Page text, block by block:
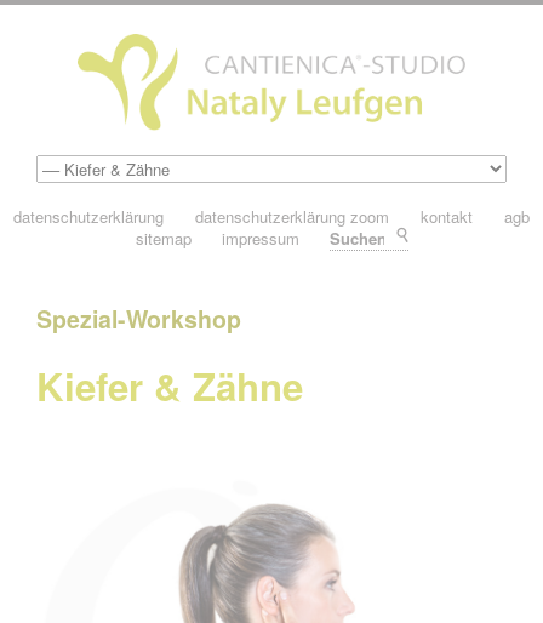
datenschutzerklärung datenschutzerklärung zoom kontakt
agb
sitemap
impressum
Spezial-Workshop
Kiefer & Zähne